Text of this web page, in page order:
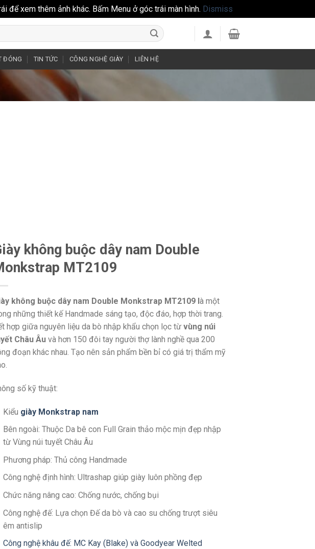
để xem thêm ảnh khác. Bấm Menu ở góc trái màn hình. Dismiss
ĐÓNG TIN TỨC CÔNG NGHỆ GIÀY LIÊN HỆ
không buộc dây nam Double
MT2109
không buộc dây nam Double Monkstrap MT2109 là một
những thiết kế Handmade sáng tạo, độc đáo, hợp thời trang.
hợp giữa nguyên liệu da bò nhập khẩu chọn lọc từ vùng núi
Châu Âuvà hơn 150 đôi tay người thợ lành nghề qua 200
đoạn khác nhau. Tạo nên sản phẩm bền bỉ có giá trị thẩm mỹ
số kỹ thuật:
Kiểu giày Monkstrap nam
Bên ngoài: Thuộc Da bê con Full Grain thảo mộc mịn đẹp nhập
từ Vùng núi tuyết Châu Âu
Phương pháp: Thủ công Handmade
Công nghệ định hình: Ultrashap giúp giày luôn phồng đẹp
Chức năng nâng cao: Chống nước, chống bụi
Công nghệ đế: Lựa chọn Đế da bò và cao su chống trượt siêu
êm antislip
Công nghệ khâu đế: MC Kay (Blake) và Goodyear Welted